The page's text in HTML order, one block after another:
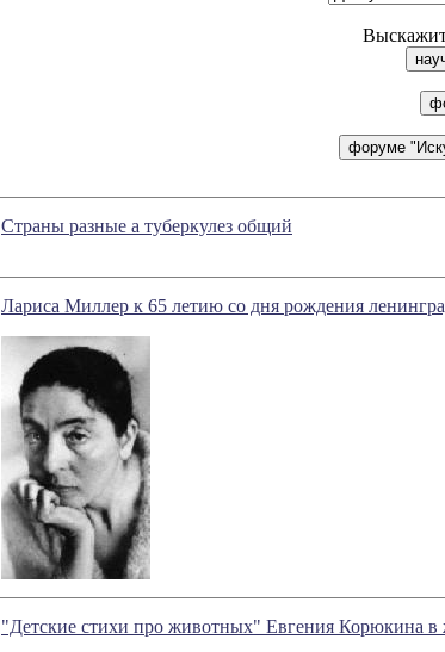
Страны разные а туберкулез общий
Лариса Миллер к 65 летию со дня рождения
"Детские стихи про животных" Евгения Корюкина в